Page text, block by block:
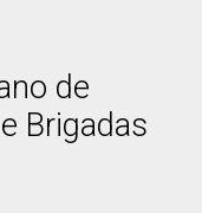
de
Brigadas